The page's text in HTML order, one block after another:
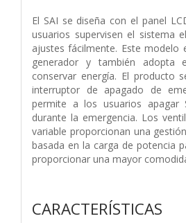
El SAI se diseña con el panel
usuarios supervisen el sistema
ajustes fácilmente. Este modelo
generador y también adopta
conservar energía. El producto
interruptor de apagado de
permite a los usuarios apagar
durante la emergencia. Los
variable proporcionan una
basada en la carga de potencia
proporcionar una mayor
CARACTERÍSTICAS